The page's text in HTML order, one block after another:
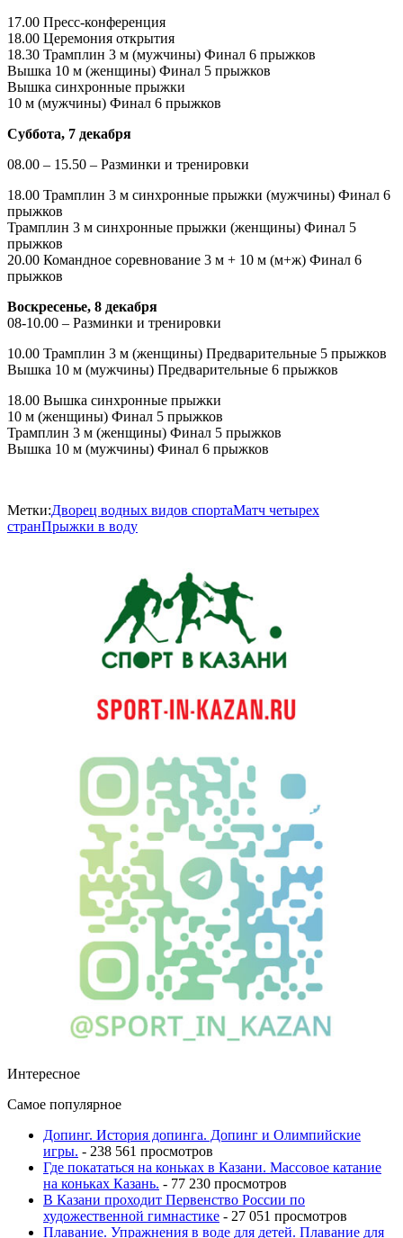
17.00 Пресс-конференция
18.00 Церемония открытия
18.30 Трамплин 3 м (мужчины) Финал 6 прыжков
Вышка 10 м (женщины) Финал 5 прыжков
Вышка синхронные прыжки
10 м (мужчины) Финал 6 прыжков
Суббота, 7 декабря
08.00 – 15.50 – Разминки и тренировки
18.00 Трамплин 3 м синхронные прыжки (мужчины) Финал 6
прыжков
Трамплин 3 м синхронные прыжки (женщины) Финал 5
прыжков
20.00 Командное соревнование 3 м + 10 м (м+ж) Финал 6
прыжков
Воскресенье, 8 декабря
08-10.00 – Разминки и тренировки
10.00 Трамплин 3 м (женщины) Предварительные 5 прыжков
Вышка 10 м (мужчины) Предварительные 6 прыжков
18.00 Вышка синхронные прыжки
10 м (женщины) Финал 5 прыжков
Трамплин 3 м (женщины) Финал 5 прыжков
Вышка 10 м (мужчины) Финал 6 прыжков
Метки:Дворец водных видов спортаМатч четырех
странПрыжки в воду
Интересное
Самое популярное
Допинг. История допинга. Допинг и Олимпийские
игры. - 238 561 просмотров
Где покататься на коньках в Казани. Массовое катание
на коньках Казань. - 77 230 просмотров
В Казани проходит Первенство России по
художественной гимнастике - 27 051 просмотров
Плавание. Упражнения в воде для детей. Плавание для